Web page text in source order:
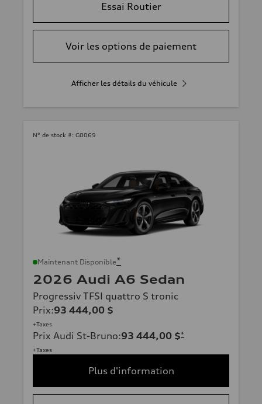
Essai Routier
Voir les options de paiement
Afficher les détails du véhicule
N° de stock #: G0069
Maintenant Disponible*
2026 Audi A6 Sedan
Progressiv TFSI quattro S tronic
Prix:93 444,00 $
+Taxes
Prix Audi St-Bruno:93 444,00 $*
+Taxes
Plus d'information